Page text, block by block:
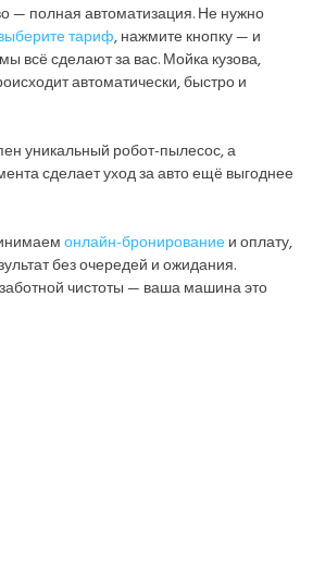
— полная автоматизация. Не нужно
тариф, нажмите кнопку — и
всё сделают за вас. Мойка кузова,
автоматически, быстро и
уникальный робот-пылесос, а
сделает уход за авто ещё выгоднее
онлайн-бронированиеи оплату,
без очередей и ожидания.
чистоты — ваша машина это